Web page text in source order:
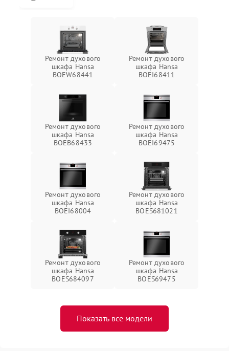
Ремонт духового
шкафа Hansa
BOEW68441
Ремонт духового
шкафа Hansa
BOEI68411
Ремонт духового
шкафа Hansa
BOEB68433
Ремонт духового
шкафа Hansa
BOEI69475
Ремонт духового
шкафа Hansa
BOEI68004
Ремонт духового
шкафа Hansa
BOES681021
Ремонт духового
шкафа Hansa
BOES684097
Ремонт духового
шкафа Hansa
BOES69475
Показать все модели